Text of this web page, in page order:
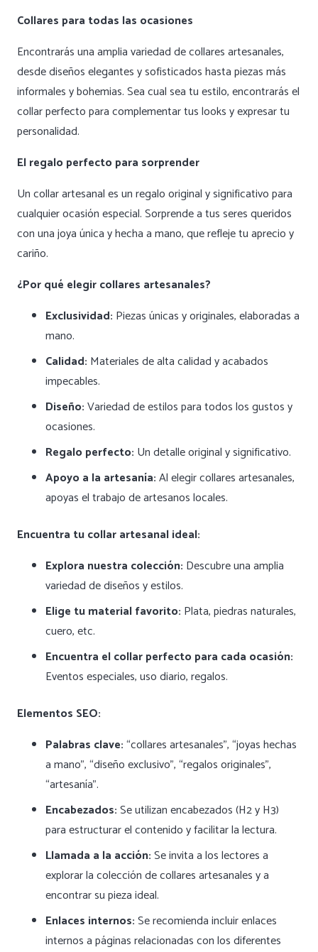
Collares para todas las ocasiones
Encontrarás una amplia variedad de collares artesanales,
desde diseños elegantes y sofisticados hasta piezas más
informales y bohemias. Sea cual sea tu estilo, encontrarás el
collar perfecto para complementar tus looks y expresar tu
personalidad.
El regalo perfecto para sorprender
Un collar artesanal es un regalo original y significativo para
cualquier ocasión especial. Sorprende a tus seres queridos
con una joya única y hecha a mano, que refleje tu aprecio y
cariño.
¿Por qué elegir collares artesanales?
Exclusividad: Piezas únicas y originales, elaboradas a
mano.
Calidad: Materiales de alta calidad y acabados
impecables.
Diseño:Variedad de estilos para todos los gustos y
ocasiones.
Regalo perfecto: Un detalle original y significativo.
Apoyo a la artesanía:Al elegir collares artesanales,
apoyas el trabajo de artesanos locales.
Encuentra tu collar artesanal ideal:
Explora nuestra colección: Descubre una amplia
variedad de diseños y estilos.
Elige tu material favorito: Plata, piedras naturales,
cuero, etc.
Encuentra el collar perfecto para cada ocasión:
Eventos especiales, uso diario, regalos.
Elementos SEO:
Palabras clave:“collares artesanales”, “joyas hechas
a mano”, “diseño exclusivo”, “regalos originales”,
“artesanía”.
Encabezados:Se utilizan encabezados (H2 y H3)
para estructurar el contenido y facilitar la lectura.
Llamada a la acción:Se invita a los lectores a
explorar la colección de collares artesanales y a
encontrar su pieza ideal.
Enlaces internos:Se recomienda incluir enlaces
internos a páginas relacionadas con los diferentes